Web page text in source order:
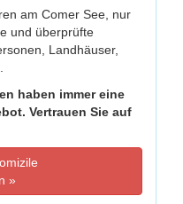
am Comer See, nur
und überprüfte
Landhäuser,
haben immer eine
Vertrauen Sie auf
»